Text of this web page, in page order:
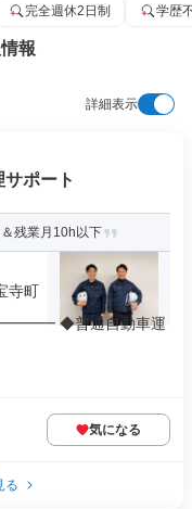
完全週休2日制 学歴
報
詳細表示
ポート
残業月10h以下
寺町
◆普通自動車運
気になる
る